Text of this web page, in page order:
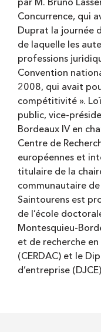
par M. Bruno
Concurrence, qui
Duprat la journée
de laquelle les
professions
Convention
2008, qui avait
compétitivité ».
public, vice-
Bordeaux IV en
Centre de
européennes et
titulaire de la
communautaire de
Saintourens est
de l’école
Montesquieu-
et de recherche
(CERDAC) et le
d’entreprise